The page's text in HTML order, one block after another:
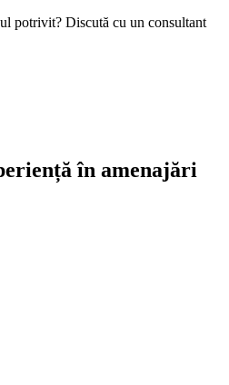
potrivit? Discută cu un consultant
în amenajări